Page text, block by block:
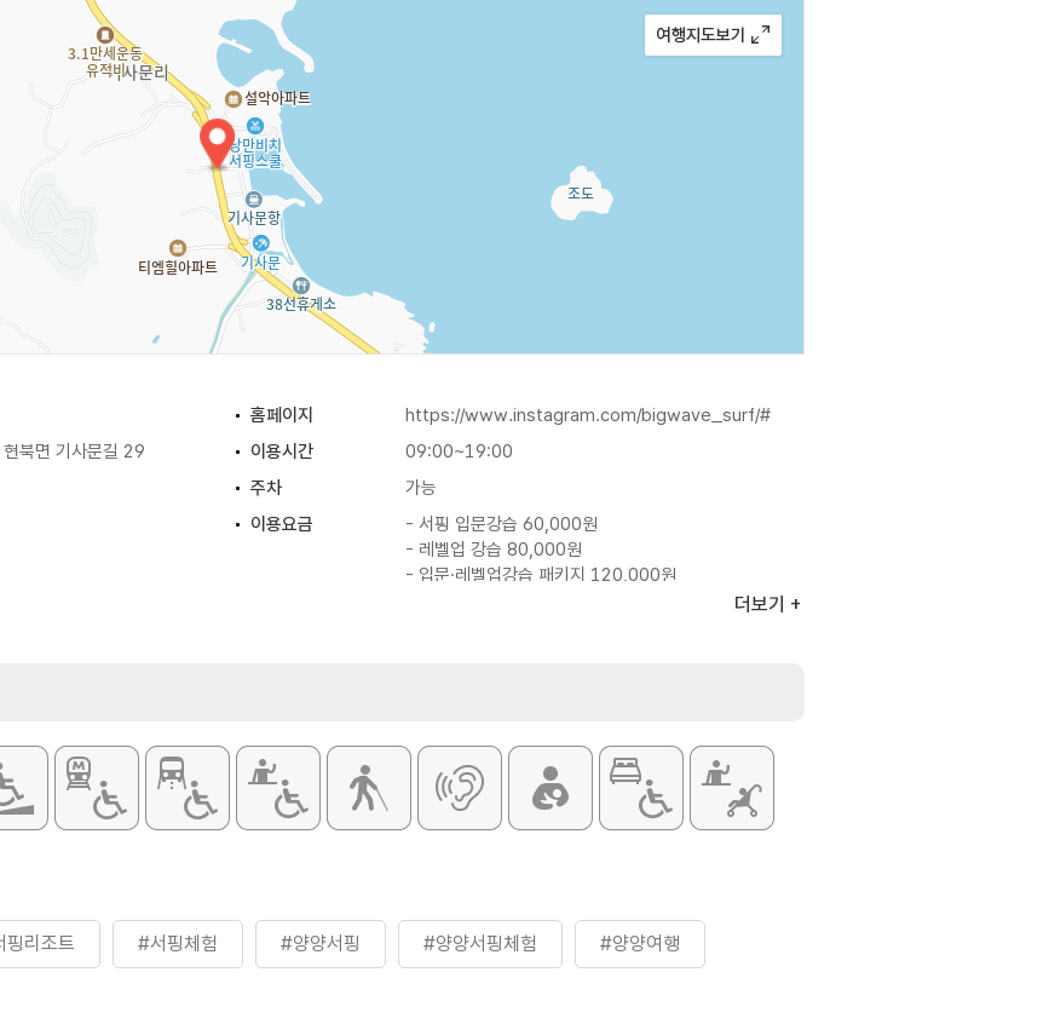
홈페이지
https://www.instagram.com/bigwave_surf/#
북면 기사문길 29 이용시간
09:00~19:00
주차
가능
이용요금
- 서핑 입문강습 60,000원
- 레벨업 강습 80,000원
- 입문·레벨업강습 패키지 120,000원
더보기
핑리조트 #서핑체험 #양양서핑 #양양서핑체험 #양양여행